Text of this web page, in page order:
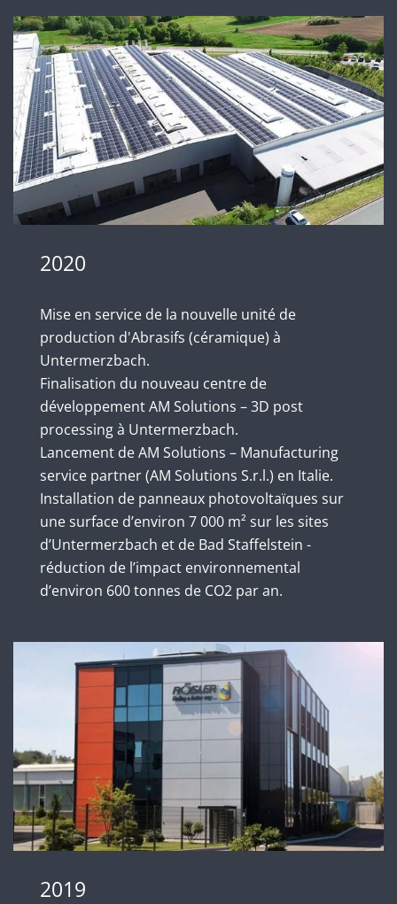
2020
Mise en service de la nouvelle unité de
production d'Abrasifs (céramique) à
Untermerzbach.
Finalisation du nouveau centre de
développement AM Solutions – 3D post
processing à Untermerzbach.
Lancement de AM Solutions – Manufacturing
service partner (AM Solutions S.r.l.) en Italie.
Installation de panneaux photovoltaïques sur
une surface d’environ 7 000 m² sur les sites
d’Untermerzbach et de Bad Staffelstein -
réduction de l’impact environnemental
d’environ 600 tonnes de CO2 par an.
2019